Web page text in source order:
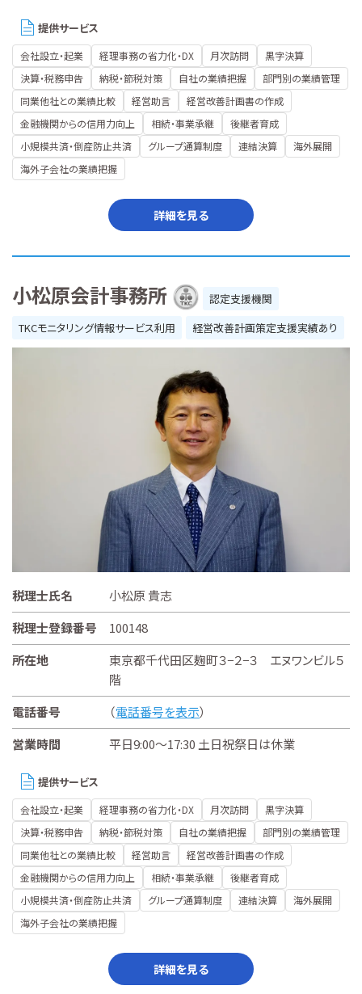
提供サービス
会社設立・起業 経理事務の省力化・DX 月次訪問
黒字決算
決算・税務申告
納税・節税対策 自社の業績把握
部門別の業績管理
同業他社との業績比較
経営助言
経営改善計画書の作成
金融機関からの信用力向上
相続・事業承継
後継者育成
小規模共済・倒産防止共済
グループ通算制度 連結決算
海外展開
海外子会社の業績把握
詳細を見る
小松原会計事務所
認定支援機関
TKCモニタリング情報サービス利用
経営改善計画策定支援実績あり
税理士氏名
小松原 貴志
税理士登録番号
100148
所在地
東京都千代田区麹町３−２−３ エヌワンビル５
階
電話番号
（電話番号を表示）
営業時間
平日9:00～17:30 土日祝祭日は休業
提供サービス
会社設立・起業 経理事務の省力化・DX 月次訪問
黒字決算
決算・税務申告
納税・節税対策 自社の業績把握
部門別の業績管理
同業他社との業績比較
経営助言
経営改善計画書の作成
金融機関からの信用力向上
相続・事業承継
後継者育成
小規模共済・倒産防止共済
グループ通算制度 連結決算
海外展開
海外子会社の業績把握
詳細を見る